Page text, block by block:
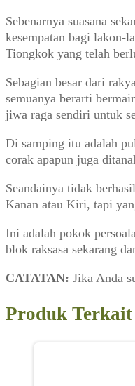
Februari
1952)
Sebenarnya suasana
kesempatan bagi lakon-
Tiongkok yang telah
Sebagian besar dari
semuanya berarti
jiwa raga sendiri untuk
Di samping itu adalah
corak apapun juga
Seandainya tidak
Kanan atau Kiri, tapi
Ini adalah pokok
blok raksasa sekarang
CATATAN: Jika Anda
Produk Terkait